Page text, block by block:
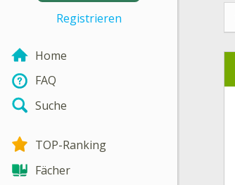
Registrieren
Home
FAQ
Suche
TOP-Ranking
Fächer